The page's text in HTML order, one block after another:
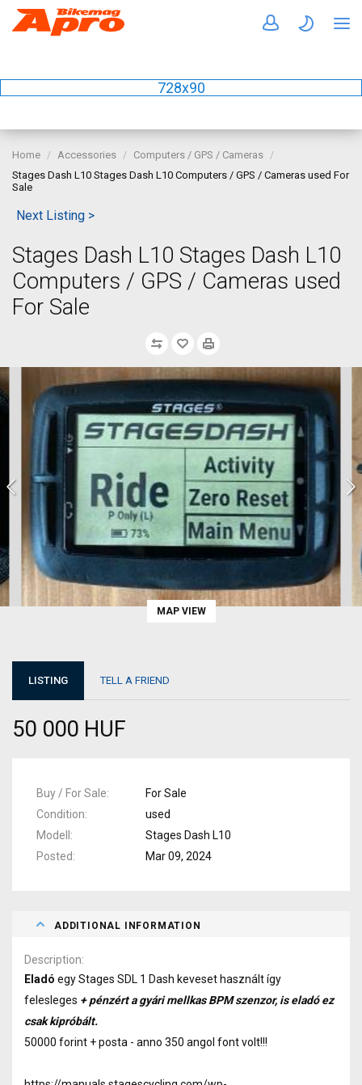
728x90
Home Accessories
Computers / GPS / Cameras
Stages Dash L10 Stages Dash L10 Computers / GPS / Cameras used For
Sale
Next Listing >
Stages Dash L10 Stages Dash L10
Computers / GPS / Cameras used
For Sale
MAP VIEW
LISTING TELL A FRIEND
50 000 HUF
Buy / For Sale
For Sale
Condition
used
Modell
Stages Dash L10
Posted
Mar 09, 2024
ADDITIONAL INFORMATION
Description
Eladó egy Stages SDL 1 Dash keveset használt így
felesleges + pénzért a gyári mellkas BPM szenzor, is eladó ez
csak kipróbált.
50000 forint + posta - anno 350 angol font volt!!!